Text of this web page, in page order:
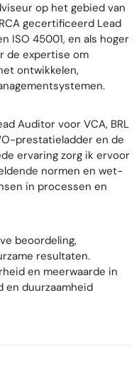
op het gebied van
gecertificeerd Lead
ISO 45001, en als hoger
de expertise om
ontwikkelen,
Auditor voor VCA, BRL
prestatieladder en de
ervaring zorg ik ervoor
normen en wet-
in processen en
beoordeling,
resultaten.
en meerwaarde in
en duurzaamheid